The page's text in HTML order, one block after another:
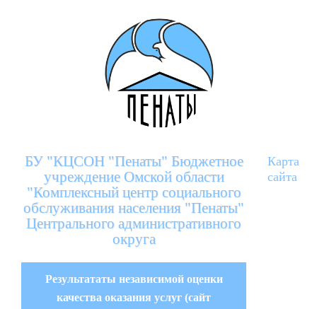
БУ "КЦСОН "Пенаты" Бюджетное
учреждение Омской области
"Комплексный центр социального
обслуживания населения "Пенаты"
Центрального административного
округа
Результататы независимой оценки
качества оказания услуг (сайт
Карта
сайта